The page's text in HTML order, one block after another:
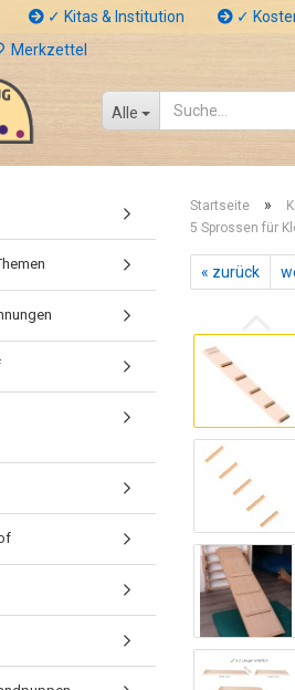
✓ Kitas & Institution ✓
Merkzettel
Alle
Startseite »
5 Sprossen für
« zurück